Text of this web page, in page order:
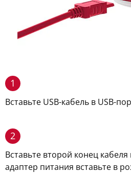
1
Вставьте USB-кабель в USB-
2
Вставьте второй конец
адаптер питания вставьте в